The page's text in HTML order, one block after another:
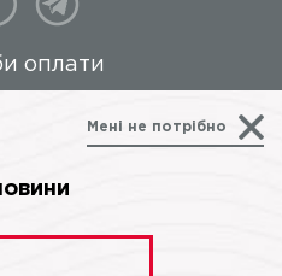
оплати
Мені не потрібно